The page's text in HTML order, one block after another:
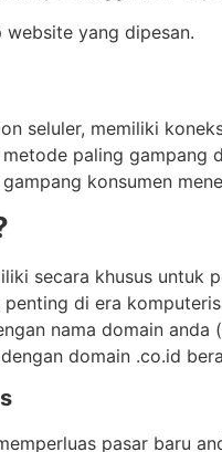
yang dipesan.
seluler, memiliki
paling
konsumen
secara khusus untuk
di era
nama domain
domain .co.id
pasar baru